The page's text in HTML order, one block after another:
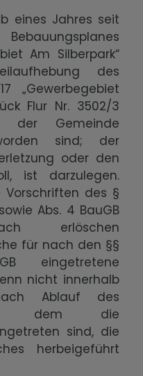
eines Jahres seit
Am Silberpark“
des
„Gewerbegebiet
Flur Nr. 3502/3
der Gemeinde
sind; der
oder den
ist darzulegen.
des §
Abs. 4 BauGB
erlöschen
für nach den §§
eingetretene
nicht innerhalb
Ablauf des
in dem die
sind, die
herbeigeführt